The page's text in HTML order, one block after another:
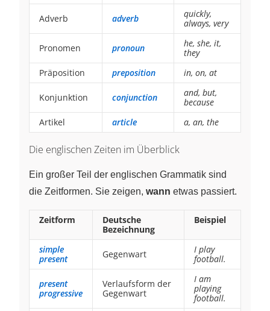
Adverb adverb
quickly,
always, very
Pronomen pronoun
he, she, it,
they
Präposition
preposition in, on, at
Konjunktion conjunction
and, but,
because
Artikel
article a, an, the
Die englischen Zeiten im Überblick
Ein großer Teil der englischen Grammatik sind
die Zeitformen. Sie zeigen, wann etwas passiert.
Zeitform
Deutsche
Bezeichnung
Beispiel
simple
present
Gegenwart
I play
football.
present
progressive
Verlaufsform der
Gegenwart
I am
playing
football.